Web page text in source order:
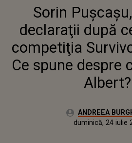
PĂRĂSIT
DESPRE
ALBERT?!
Sorin
declaraţii după
competiţia
Ce spune despre
Autor:ANDREEA
duminică, 16 mai 2021Actualizat:
duminică, 24 iulie